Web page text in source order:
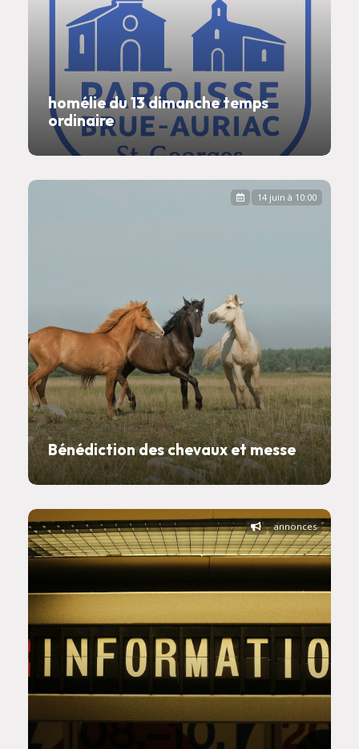
homélie du 13 dimanche temps
ordinaire
Bénédiction des chevaux et messe
14 juin à 10:00
annonces